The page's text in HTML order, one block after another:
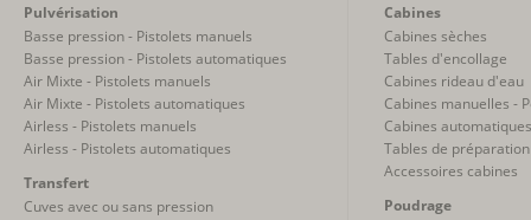
Pulvérisation
Basse pression - Pistolets manuels
Basse pression - Pistolets automatiques
Air Mixte - Pistolets manuels
Air Mixte - Pistolets automatiques
Airless - Pistolets manuels
Airless - Pistolets automatiques
Transfert
Cuves avec ou sans pression
Cabines
Cabines sèches
Tables d'encollage
Cabines rideau d'eau
Cabines manuelles -
Cabines
Tables de
Accessoires cabines
Poudrage